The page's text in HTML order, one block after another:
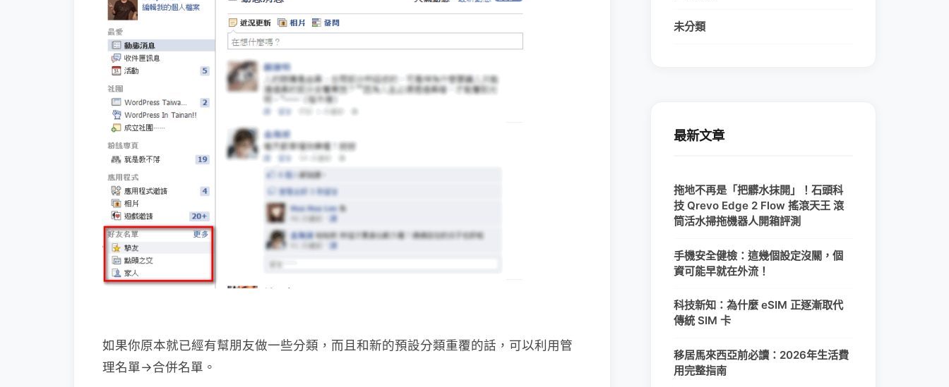
如果你原本就已經有幫朋友做一些分類，而且和新的預設分類重覆的話，可以利用管
理名單→合併名單。
未分類
最新文章
拖地不再是「把髒水抹開」！石頭科
技 Qrevo Edge 2 Flow 搖滾天王 滾
筒活水掃拖機器人開箱評測
手機安全健檢：這幾個設定沒關，個
資可能早就在外流！
科技新知：為什麼 eSIM 正逐漸取代
傳統 SIM 卡
移居馬來西亞前必讀：2026年生活費
用完整指南